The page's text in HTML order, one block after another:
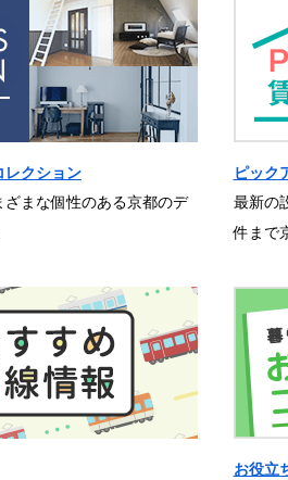
レクション
まな個性のある京都のデ
ピック
最新の
件まで
お役立